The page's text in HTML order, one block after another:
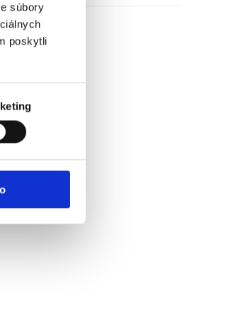
súbory
poskytli